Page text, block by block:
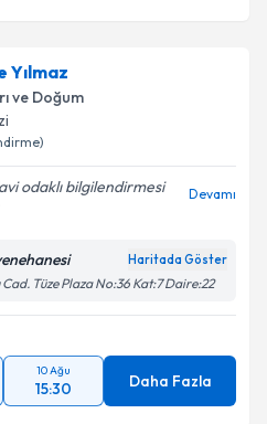
Yılmaz
ve Doğum
odaklı bilgilendirmesi
Devamı
Haritada Göster
Tüze Plaza No:36 Kat:7 Daire:22
10 Ağu
15:30 Daha Fazla